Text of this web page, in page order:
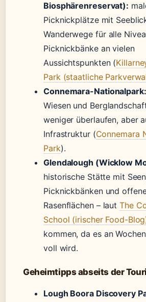
Biosphärenreservat):
Picknickplätze mit
Wanderwege für alle
Picknickbänke an vielen
Aussichtspunkten (
Park (staatliche
Connemara-Nationalpark:
Wiesen und
weniger überlaufen, aber
Infrastruktur (Connemara
Park).
Glendalough (Wicklow
historische Stätte mit
Picknickbänken und
Rasenflächen – laut The
School (irischer Food-
kommen, da es an
voll wird.
Geheimtipps abseits der
Lough Boora Discovery